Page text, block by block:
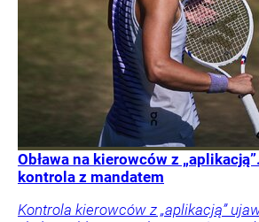
Obława na kierowców z
kontrola z mandatem
Kontrola kierowców z „aplikacją”